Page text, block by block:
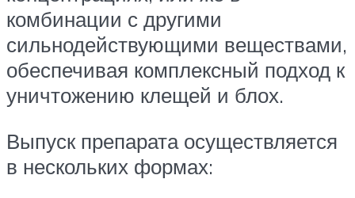
комбинации с другими
сильнодействующими веществами,
обеспечивая комплексный подход к
уничтожению клещей и блох.
Выпуск препарата осуществляется
в нескольких формах: